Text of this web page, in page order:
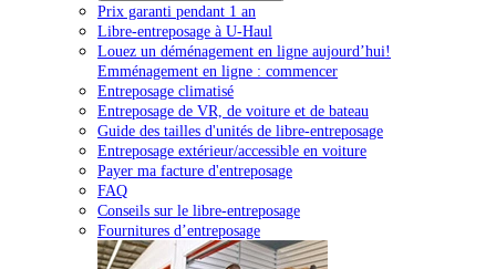
Prix garanti pendant 1 an
Libre-entreposage à U-Haul
Louez un déménagement en ligne aujourd’hui!
Emménagement en ligne : commencer
Entreposage climatisé
Entreposage de VR, de voiture et de bateau
Guide des tailles d'unités de libre-entreposage
Entreposage extérieur/accessible en voiture
Payer ma facture d'entreposage
FAQ
Conseils sur le libre-entreposage
Fournitures d’entreposage